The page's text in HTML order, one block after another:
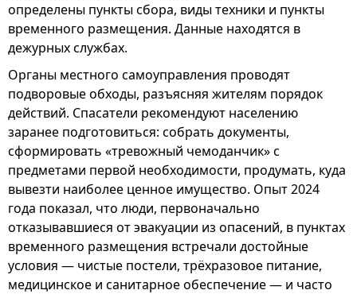
определены пункты сбора, виды техники и пункты
временного размещения. Данные находятся в
дежурных службах.
Органы местного самоуправления проводят
подворовые обходы, разъясняя жителям порядок
действий. Спасатели рекомендуют населению
заранее подготовиться: собрать документы,
сформировать «тревожный чемоданчик» с
предметами первой необходимости, продумать, куда
вывезти наиболее ценное имущество. Опыт 2024
года показал, что люди, первоначально
отказывавшиеся от эвакуации из опасений, в пунктах
временного размещения встречали достойные
условия — чистые постели, трёхразовое питание,
медицинское и санитарное обеспечение — и часто